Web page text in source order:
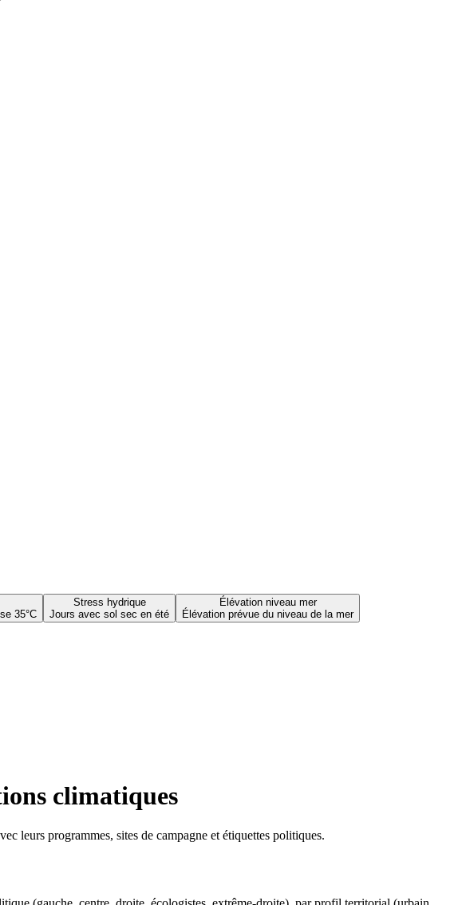
35°C
Stress hydrique
Jours avec sol sec en été
Élévation niveau mer
Élévation prévue du niveau de la mer
climatiques
leurs programmes, sites de campagne et étiquettes politiques.